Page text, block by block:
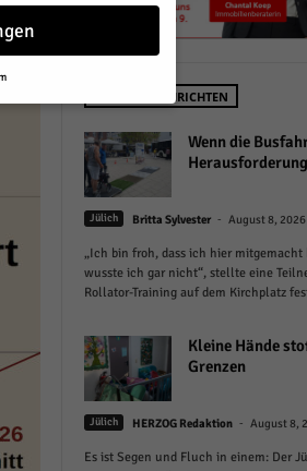
NEUSTE NACHRICHTEN
Wenn die
Jülich Britta Sylvester - August 8, 2026
„Ich bin froh, dass ich hier mitgemacht
wusste ich gar nicht“, stellte eine
Rollator-Training auf dem Kirchplatz
Kleine Hände
Grenzen
Jülich HERZOG Redaktion - August 8,
Es ist Segen und Fluch in einem: Der
Diensten geben
bitten.
Einige von ihnen
Erfahrung zu
(z. B. IP-Adressen), z.
Sie in unserer
können Ihre
anzeigen
Zurück